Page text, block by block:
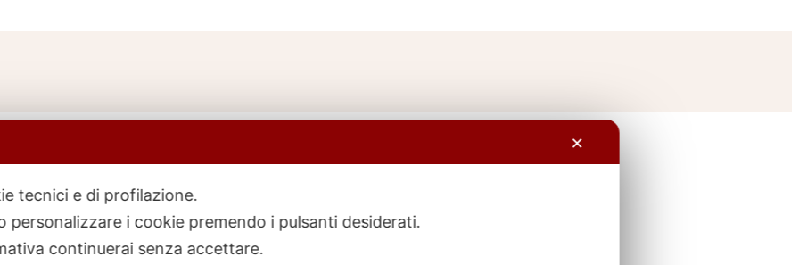
✕
tecnici e di profilazione.
personalizzare i cookie premendo i pulsanti desiderati.
continuerai senza accettare.